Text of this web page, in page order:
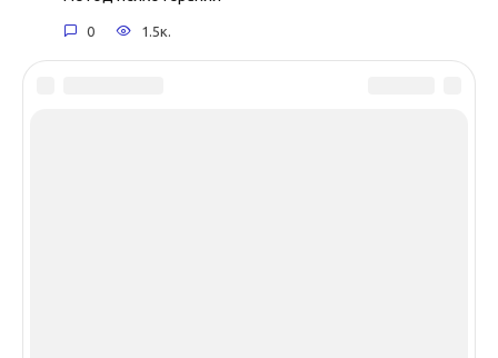
0 1.5к.
< -->